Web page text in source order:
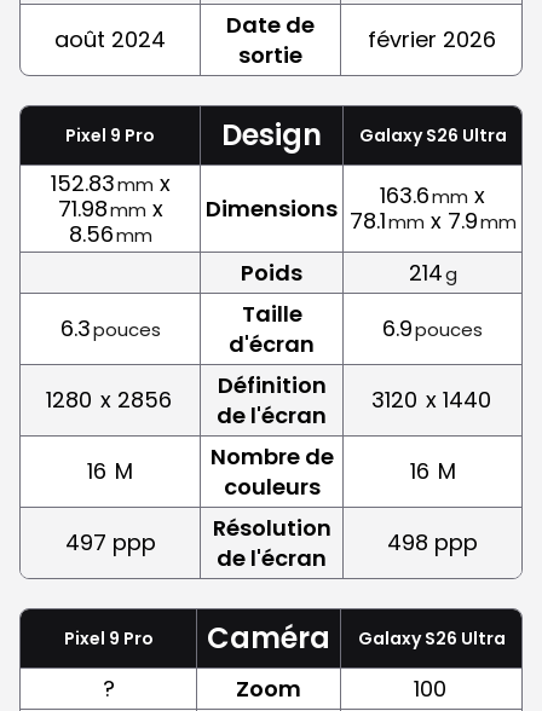
août 2024
Date de
sortie
février 2026
Pixel 9 Pro Design Galaxy S26 Ultra
152.83mm x
71.98mm x
8.56mm
Dimensions 163.6mm x
78.1mm x 7.9mm
Poids 214g
6.3pouces
Taille
d'écran
6.9pouces
1280 x 2856
Définition
de l'écran
3120 x 1440
16 M
Nombre de
couleurs
16 M
497 ppp
Résolution
de l'écran
498 ppp
Pixel 9 Pro Caméra Galaxy S26 Ultra
? Zoom
100